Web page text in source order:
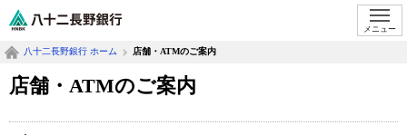
メニュー
八十二長野銀行 ホーム 店舗・ATMのご案内
店舗・ATMのご案内